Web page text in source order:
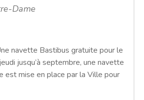
Dame
navette Bastibus gratuite pour le
jusqu’à septembre, une navette
est mise en place par la Ville pour